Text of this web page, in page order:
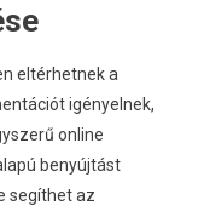
eltérhetnek a
igényelnek,
online
benyújtást
segíthet az